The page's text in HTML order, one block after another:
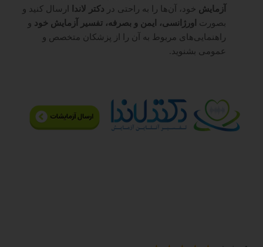
آزمایش خود، آن‌ها را به راحتی در دکتر لاندا
ارسال کنید و
بصورت
اورژانسی، ایمن و بصرفه، تفسیر آزمایش خود و
راهنمایی‌های مربوط به آن را از پزشکان متخصص و
عمومی بشنوید.